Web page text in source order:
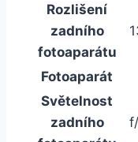
Rozlišení
zadního
fotoaparátu
Fotoaparát
Světelnost
zadního